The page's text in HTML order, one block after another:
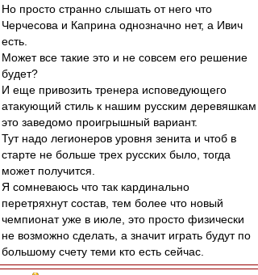
Но просто странно слышать от него что
Черчесова и Каприна однозначно нет, а Ивич
есть.
Может все такие это и не совсем его решение
будет?
И еще привозить тренера исповедующего
атакующий стиль к нашим русским деревяшкам
это заведомо проигрышный вариант.
Тут надо легионеров уровня зенита и чтоб в
старте не больше трех русских было, тогда
может получится.
Я сомневаюсь что так кардинально
перетряхнут состав, тем более что новый
чемпионат уже в июле, это просто физически
не возможно сделать, а значит играть будут по
большому счету теми кто есть сейчас.